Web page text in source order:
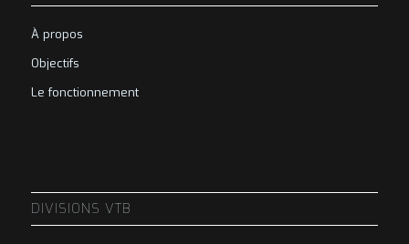
À propos
Objectifs
Le fonctionnement
DIVISIONS VTB